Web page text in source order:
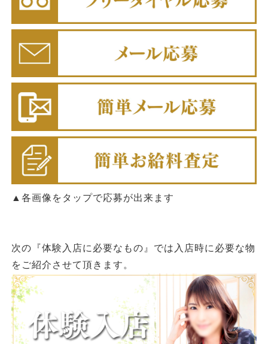
▲各画像をタップで応募が出来ます
次の『体験入店に必要なもの』では入店時に必要な物
をご紹介させて頂きます。